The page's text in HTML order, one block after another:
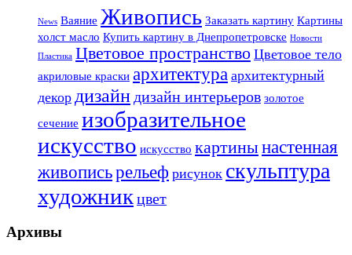
News Ваяние Живопись Заказать картину Картины
холст масло Купить картину в Днепропетровске Новости
Пластика Цветовое пространство Цветовое тело
акриловые краски архитектура архитектурный
декор дизайн дизайн интерьеров золотое
сечение изобразительное
искусство искусство картинынастенная
живописьрельеф рисунок скульптура
художникцвет
Архивы